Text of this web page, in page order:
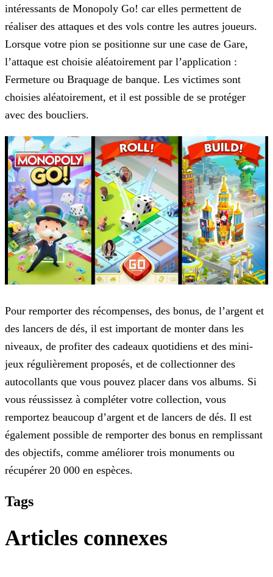
intéressants de Monopoly Go! car elles permettent de
réaliser des attaques et des vols contre les autres joueurs.
Lorsque votre pion se positionne sur une case de Gare,
l’attaque est choisie aléatoirement par l’application :
Fermeture ou Braquage de banque. Les victimes sont
choisies aléatoirement, et il est possible de se protéger
avec des boucliers.
Pour remporter des récompenses, des bonus, de l’argent et
des lancers de dés, il est important de monter dans les
niveaux, de profiter des cadeaux quotidiens et des mini-
jeux régulièrement proposés, et de collectionner des
autocollants que vous pouvez placer dans vos albums. Si
vous réussissez à compléter votre collection, vous
remportez beaucoup d’argent et de lancers de dés. Il est
également possible de remporter des bonus en remplissant
des objectifs, comme améliorer trois monuments ou
récupérer 20 000 en espèces.
Tags
Articles connexes